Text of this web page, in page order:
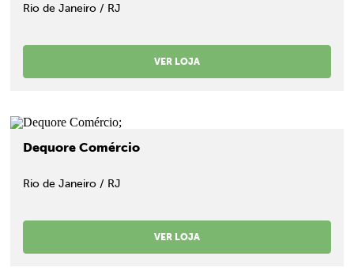
Rio de Janeiro / RJ
VER LOJA
;
Dequore Comércio
Rio de Janeiro / RJ
VER LOJA